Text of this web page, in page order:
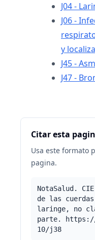
J04 -
J06 -
y
J45 -
J47 -
Citar esta
Usa este formato
pagina.
NotaSalud.
de las
laringe, no
parte. https://
10/j38